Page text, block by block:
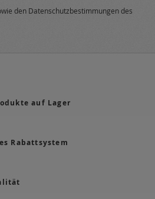
den Datenschutzbestimmungendes
auf Lager
Rabattsystem